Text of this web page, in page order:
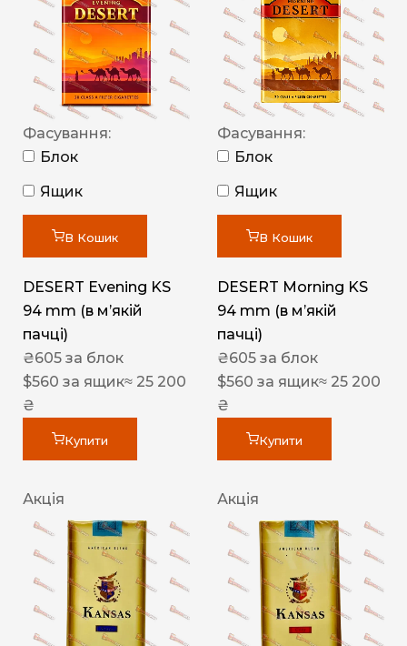
Фасування:
Блок
Ящик
В Кошик
DESERT Evening KS
94 mm (в мʼякій
пачці)
₴605 за блок
$560 за ящик≈ 25 200
₴
Купити
Фасування:
Блок
Ящик
В Кошик
DESERT Morning KS
94 mm (в мʼякій
пачці)
₴605 за блок
$560 за ящик≈ 25 200
₴
Купити
Акція Акція